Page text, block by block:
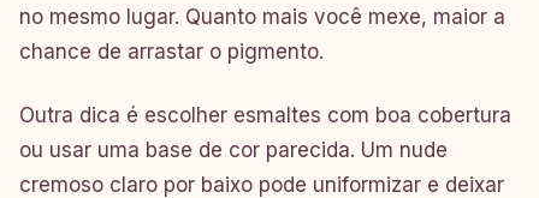
no mesmo lugar. Quanto mais você mexe, maior a
chance de arrastar o pigmento.
Outra dica é escolher esmaltes com boa cobertura
ou usar uma base de cor parecida. Um nude
cremoso claro por baixo pode uniformizar e deixar